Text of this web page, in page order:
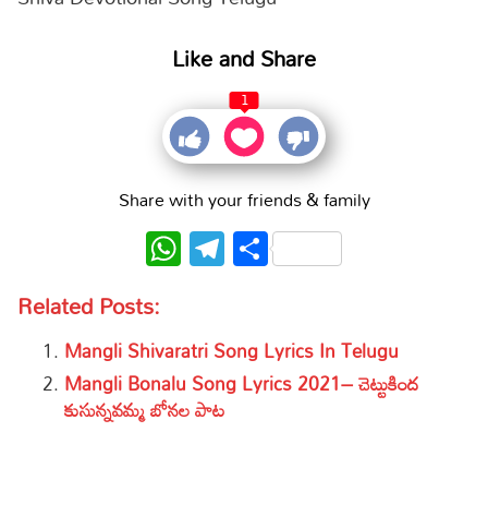
Like and Share
1
Share with your friends & family
WhatsApp
Telegram
Share
Related Posts:
Mangli Shivaratri Song Lyrics In Telugu
Mangli Bonalu Song Lyrics 2021– చెట్టుకింద
కుసున్నవమ్మ బోనల పాట